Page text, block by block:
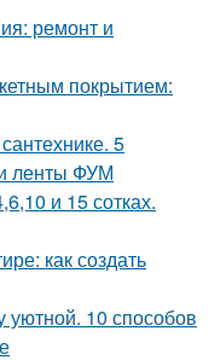
ремонт и
покрытием:
5
ленты ФУМ
и 15 сотках.
как создать
уютной. 10 способов